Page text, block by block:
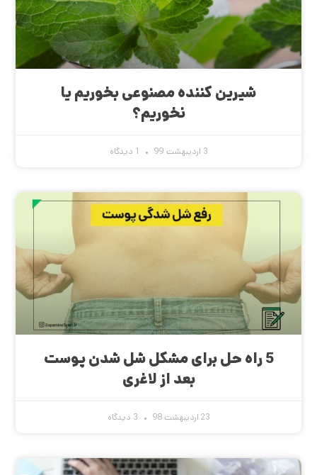
شیرین کننده مصنوعی بخوریم یا
نخوریم؟
3 اردیبهشت 99
5 راه حل برای مشکل شل شدن پوست
بعد از لاغری
23 اردیبهشت 98